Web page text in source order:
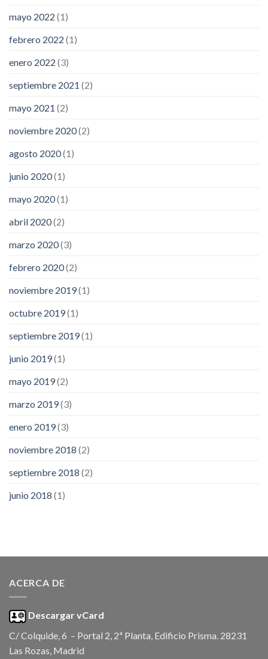
mayo 2022 (1)
febrero 2022 (1)
enero 2022 (3)
septiembre 2021 (2)
mayo 2021 (2)
noviembre 2020(2)
agosto 2020(1)
junio 2020(1)
mayo 2020(1)
abril 2020(2)
marzo 2020(3)
febrero 2020(2)
noviembre 2019(1)
octubre 2019(1)
septiembre 2019(1)
junio 2019(1)
mayo 2019(2)
marzo 2019(3)
enero 2019(3)
noviembre 2018 (2)
septiembre 2018 (2)
junio 2018 (1)
ACERCA DE
Descargar vCard
C/ Colquide, 6 – Portal 2, 2ª Planta, Edificio Prisma. 28231
Las Rozas, Madrid